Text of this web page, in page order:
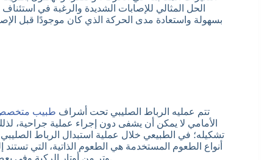
الحل المثالي للإصابات الشديدة والرغبة في
بسهولة واستعادة مدى الحركة الذي كان موجودًا قبل
تتم عمليه الرباط الصليبي تحت أشراف طبيب
الأمامي لا يمكن أن يشفى دون إجراء عملية جراحية،
تشكيله؛ في الطبيعي خلال عملية استبدال الرباط
أنواع الطعوم المستخدمة هي الطعوم الذاتية، التي
وتر من أوتار الركبة وفي بعض الحالات، يمكن استخدام وتر العضلة الرباعية من أعلى الرضفة.